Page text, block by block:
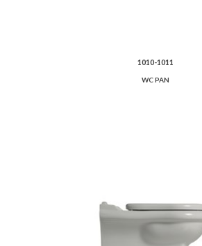
1010-1011
WC PAN